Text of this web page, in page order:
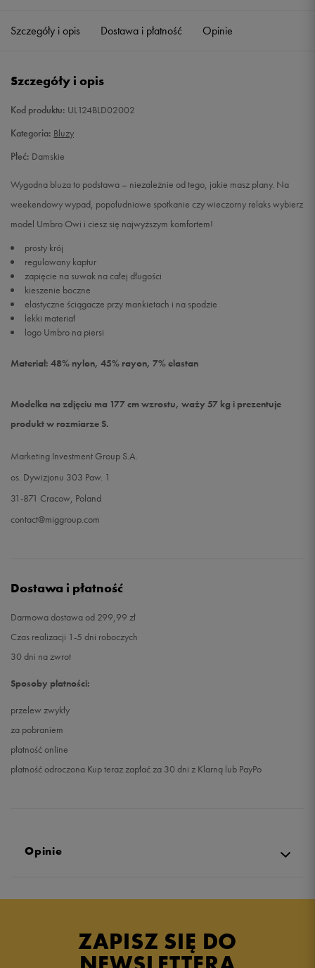
Szczegóły i opis Dostawa i płatność Opinie
Szczegóły i opis
Kod produktu: UL124BLD02002
Kategoria: Bluzy
Płeć: Damskie
Wygodna bluza to podstawa – niezależnie od tego, jakie masz plany. Na
weekendowy wypad, popołudniowe spotkanie czy wieczorny relaks wybierz
model Umbro Owi i ciesz się najwyższym komfortem!
prosty krój
regulowany kaptur
zapięcie na suwak na całej długości
kieszenie boczne
elastyczne ściągacze przy mankietach i na spodzie
lekki materiał
logo Umbro na piersi
Materiał: 48% nylon, 45% rayon, 7% elastan
Modelka na zdjęciu ma 177 cm wzrostu, waży 57 kg i prezentuje
produkt w rozmiarze S.
Marketing Investment Group S.A.
os. Dywizjonu 303 Paw. 1
31-871 Cracow, Poland
contact@miggroup.com
Dostawa i płatność
Darmowa dostawa od 299,99 zł
Czas realizacji 1-5 dni roboczych
30 dni na zwrot
Sposoby płatności:
przelew zwykły
za pobraniem
płatność online
płatność odroczona Kup teraz zapłać za 30 dni z Klarną lub PayPo
Opinie
5.0
zebranych i zweryfikowanych przez
ZAPISZ SIĘ DO